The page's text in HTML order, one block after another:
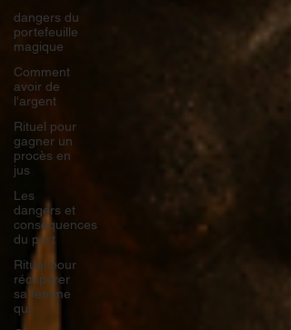
dangers du
portefeuille
magique
Comment
avoir de
l'argent
Rituel pour
gagner un
procès en
jus
Les
dangers et
conséquences
du port
Rituel pour
récupérer
sa femme
qui